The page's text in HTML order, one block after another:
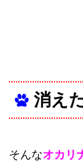
消え
そんなオカリ